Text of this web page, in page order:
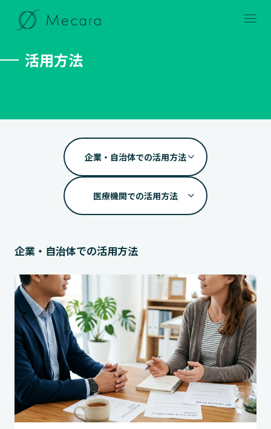
活用方法
企業・自治体での活用方法
医療機関での活用方法
企業・自治体での活用方法